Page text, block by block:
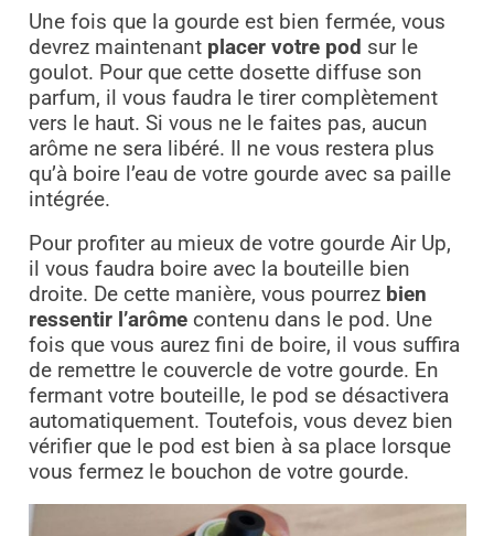
Une fois que la gourde est bien fermée, vous
devrez maintenant placer votre pod sur le
goulot. Pour que cette dosette diffuse son
parfum, il vous faudra le tirer complètement
vers le haut. Si vous ne le faites pas, aucun
arôme ne sera libéré. Il ne vous restera plus
qu’à boire l’eau de votre gourde avec sa paille
intégrée.
Pour profiter au mieux de votre gourde Air Up,
il vous faudra boire avec la bouteille bien
droite. De cette manière, vous pourrez bien
ressentir l’arômecontenu dans le pod. Une
fois que vous aurez fini de boire, il vous suffira
de remettre le couvercle de votre gourde. En
fermant votre bouteille, le pod se désactivera
automatiquement. Toutefois, vous devez bien
vérifier que le pod est bien à sa place lorsque
vous fermez le bouchon de votre gourde.